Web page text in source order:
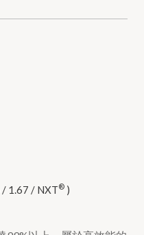
/ 1.67 / NXT® )